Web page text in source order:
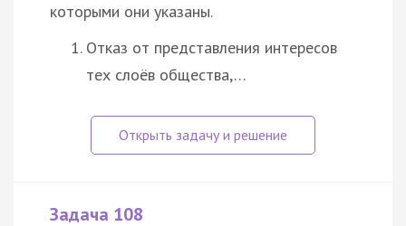
которыми они указаны.
Отказ от представления интересов
тех слоёв общества,…
Задача 108